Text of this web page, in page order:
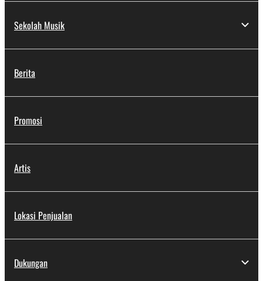
Sekolah Musik
Berita
Promosi
Artis
Lokasi Penjualan
Dukungan